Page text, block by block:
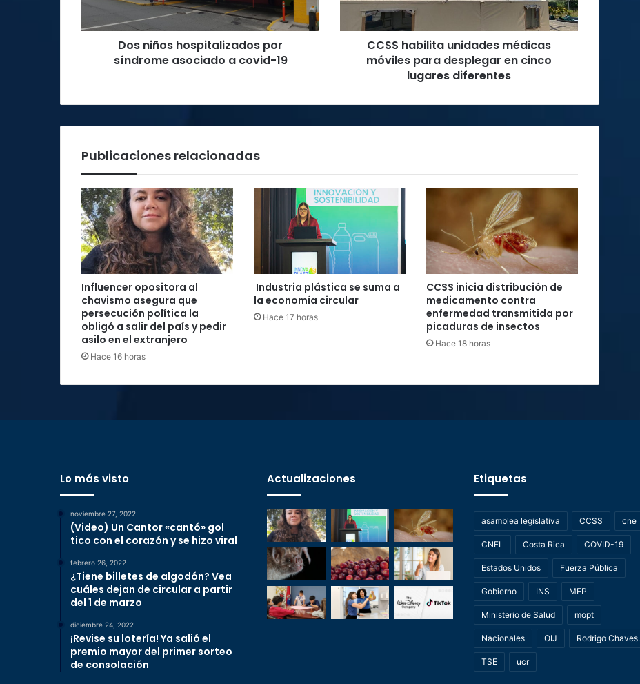
19
Dos niños hospitalizados por
síndrome asociado a covid-19
cinco
lugares
diferentes
CCSS habilita unidades médicas
móviles para desplegar en cinco
lugares diferentes
Publicaciones relacionadas
Influencer opositora al
chavismo asegura que
persecución política la
obligó a salir del país y pedir
asilo en el extranjero
Hace 16 horas
Industria plástica se suma a
la economía circular
Hace 17 horas
CCSS inicia distribución de
medicamento contra
enfermedad transmitida por
picaduras de insectos
Hace 18 horas
Lo más visto
noviembre 27, 2022
(Video) Un Cantor «cantó» gol
tico con el corazón y se hizo viral
febrero 26, 2022
¿Tiene billetes de algodón? Vea
cuáles dejan de circular a partir
del 1 de marzo
diciembre 24, 2022
¡Revise su lotería! Ya salió el
premio mayor del primer sorteo
de consolación
Actualizaciones Etiquetas
asamblea legislativa CCSS cne
CNFL Costa Rica COVID-19
Estados Unidos Fuerza Pública
Gobierno INS MEP
Ministerio de Salud mopt
Nacionales OIJ Rodrigo Chaves.
TSE ucr